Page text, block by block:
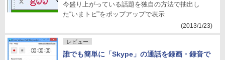
今盛り上がっている話題を独自の方法で抽出し
た“いまトピ”をポップアップで表示
(2013/1/23)
レビュー
誰でも簡単に「Skype」の通話を録画・録音で